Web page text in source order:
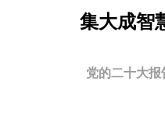
集大成智
党的二十大